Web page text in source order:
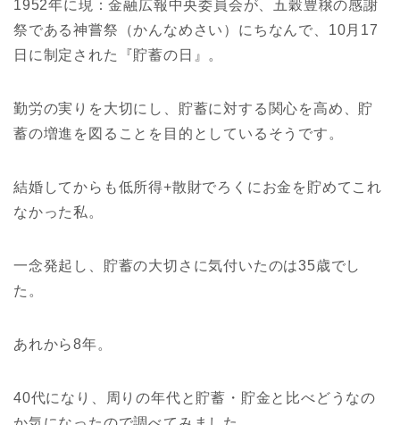
1952年に現：金融広報中央委員会が、五穀豊穣の感謝
祭である神嘗祭（かんなめさい）にちなんで、10月17
日に制定された『貯蓄の日』。
勤労の実りを大切にし、貯蓄に対する関心を高め、貯
蓄の増進を図ることを目的としているそうです。
結婚してからも低所得+散財でろくにお金を貯めてこれ
なかった私。
一念発起し、貯蓄の大切さに気付いたのは35歳でし
た。
あれから8年。
40代になり、周りの年代と貯蓄・貯金と比べどうなの